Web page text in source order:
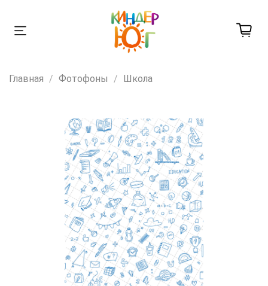
Главная Фотофоны Школа